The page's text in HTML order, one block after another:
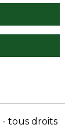
- tous droits